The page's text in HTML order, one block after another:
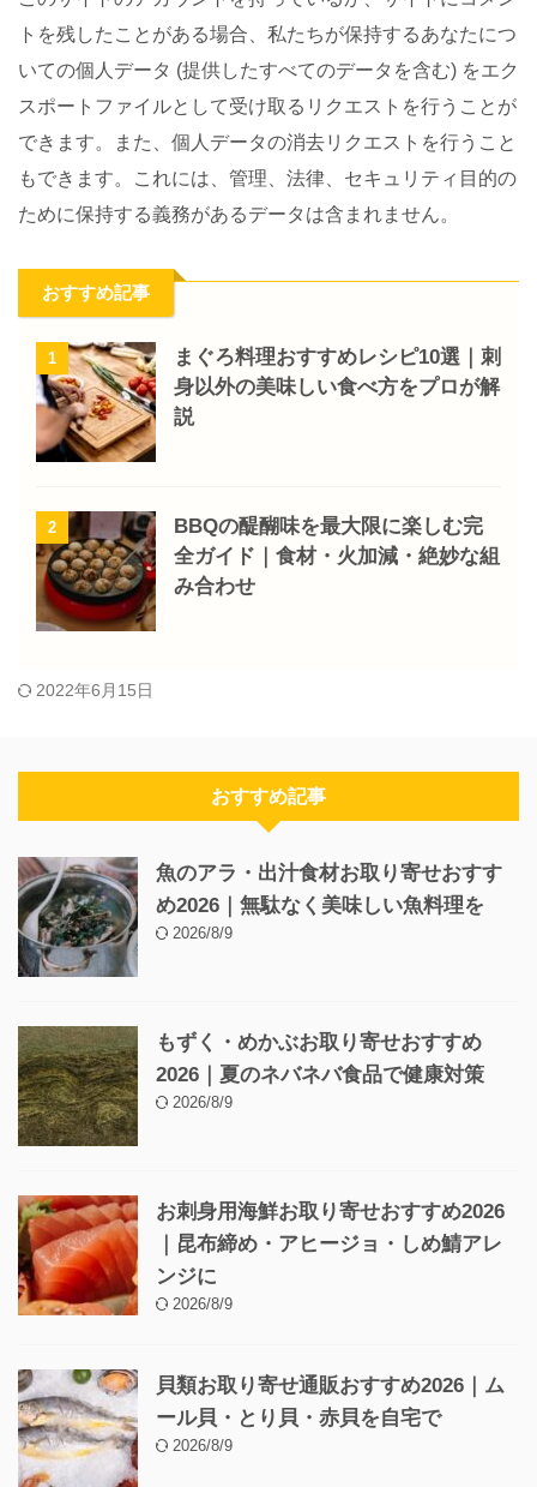
トを残したことがある場合、私たちが保持するあなたにつ
いての個人データ (提供したすべてのデータを含む) をエク
スポートファイルとして受け取るリクエストを行うことが
できます。また、個人データの消去リクエストを行うこと
もできます。これには、管理、法律、セキュリティ目的の
ために保持する義務があるデータは含まれません。
おすすめ記事
1
まぐろ料理おすすめレシピ10選｜刺
身以外の美味しい食べ方をプロが解
説
2
BBQの醍醐味を最大限に楽しむ完
全ガイド｜食材・火加減・絶妙な組
み合わせ
2022年6月15日
おすすめ記事
魚のアラ・出汁食材お取り寄せおすす
め2026｜無駄なく美味しい魚料理を
2026/8/9
もずく・めかぶお取り寄せおすすめ
2026｜夏のネバネバ食品で健康対策
2026/8/9
お刺身用海鮮お取り寄せおすすめ2026
｜昆布締め・アヒージョ・しめ鯖アレ
ンジに
2026/8/9
貝類お取り寄せ通販おすすめ2026｜ム
ール貝・とり貝・赤貝を自宅で
2026/8/9